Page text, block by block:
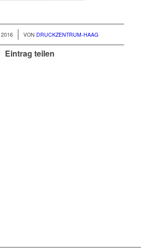
VON DRUCKZENTRUM-HAAG
Eintrag teilen